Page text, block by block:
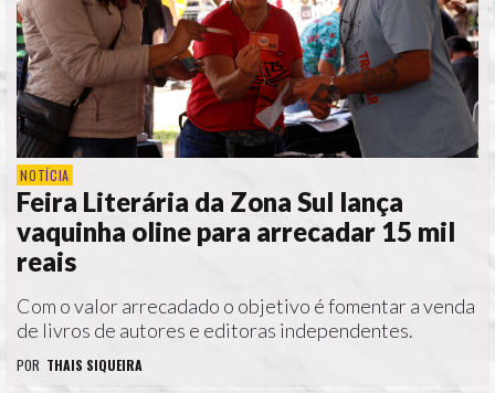
NOTÍCIA
Feira Literária da Zona Sul lança
vaquinha oline para arrecadar 15 mil
reais
Com o valor arrecadado o objetivo é fomentar a venda
de livros de autores e editoras independentes.
POR THAIS SIQUEIRA